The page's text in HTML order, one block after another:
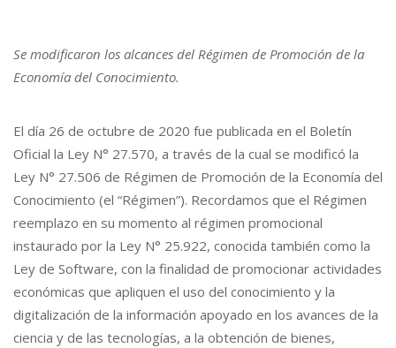
Se modificaron los alcances del Régimen de Promoción de la
Economía del Conocimiento.
El día 26 de octubre de 2020 fue publicada en el Boletín
Oficial la Ley N° 27.570, a través de la cual se modificó la
Ley N° 27.506 de Régimen de Promoción de la Economía del
Conocimiento (el “Régimen”). Recordamos que el Régimen
reemplazo en su momento al régimen promocional
instaurado por la Ley N° 25.922, conocida también como la
Ley de Software, con la finalidad de promocionar actividades
económicas que apliquen el uso del conocimiento y la
digitalización de la información apoyado en los avances de la
ciencia y de las tecnologías, a la obtención de bienes,